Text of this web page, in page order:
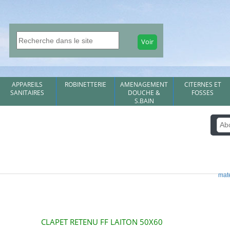
APPAREILS
SANITAIRES
ROBINETTERIE
AMENAGEMENT
DOUCHE &
S.BAIN
CITERNES ET
FOSSES
CLAPET RETENU FF LAITON 50X60